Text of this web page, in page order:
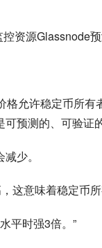
资源Glassnode
允许稳定币所
预测的、可验证
少。
这意味着稳定币
平时强3倍。”